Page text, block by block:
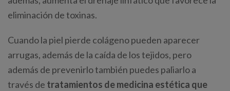
eliminación de toxinas.
Cuando la piel pierde colágeno pueden aparecer
arrugas, además de la caída de los tejidos, pero
además de prevenirlo también puedes paliarlo a
través de tratamientos de medicina estética que